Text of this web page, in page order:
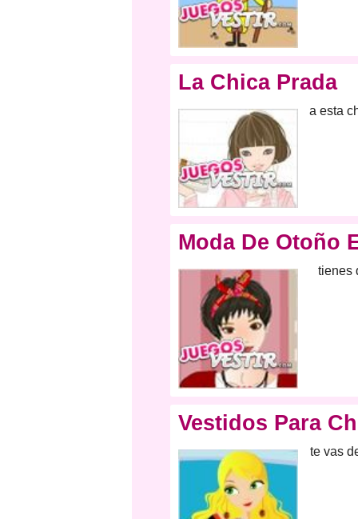
La Chica Prada
a esta
Moda De Otoño
tienes
Vestidos Para
te vas